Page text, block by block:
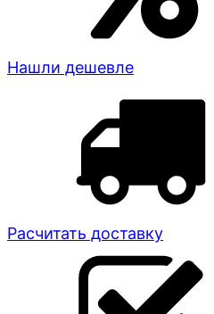
Нашли дешевле
Расчитать доставку